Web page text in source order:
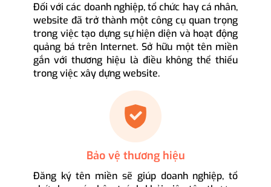
Đối với các doanh nghiệp, tổ chức hay cá nhân,
website đã trở thành một công cụ quan trọng
trong việc tạo dựng sự hiện diện và hoạt động
quảng bá trên Internet. Sở hữu một tên miền
gắn với thương hiệu là điều không thể thiếu
trong việc xây dựng website.
Bảo vệ thương hiệu
Đăng ký tên miền sẽ giúp doanh nghiệp, tổ